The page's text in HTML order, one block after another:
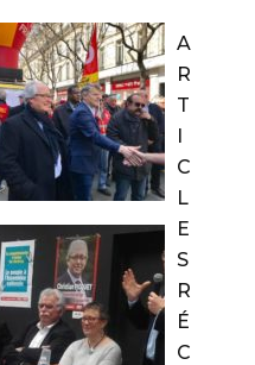
A
R
T
I
C
L
E
S
R
É
C